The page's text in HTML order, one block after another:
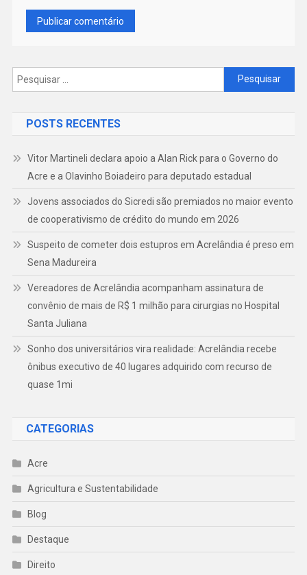
Pesquisar
por:
POSTS RECENTES
Vitor Martineli declara apoio a Alan Rick para o Governo do
Acre e a Olavinho Boiadeiro para deputado estadual
Jovens associados do Sicredi são premiados no maior evento
de cooperativismo de crédito do mundo em 2026
Suspeito de cometer dois estupros em Acrelândia é preso em
Sena Madureira
Vereadores de Acrelândia acompanham assinatura de
convênio de mais de R$ 1 milhão para cirurgias no Hospital
Santa Juliana
Sonho dos universitários vira realidade: Acrelândia recebe
ônibus executivo de 40 lugares adquirido com recurso de
quase 1mi
CATEGORIAS
Acre
Agricultura e Sustentabilidade
Blog
Destaque
Direito